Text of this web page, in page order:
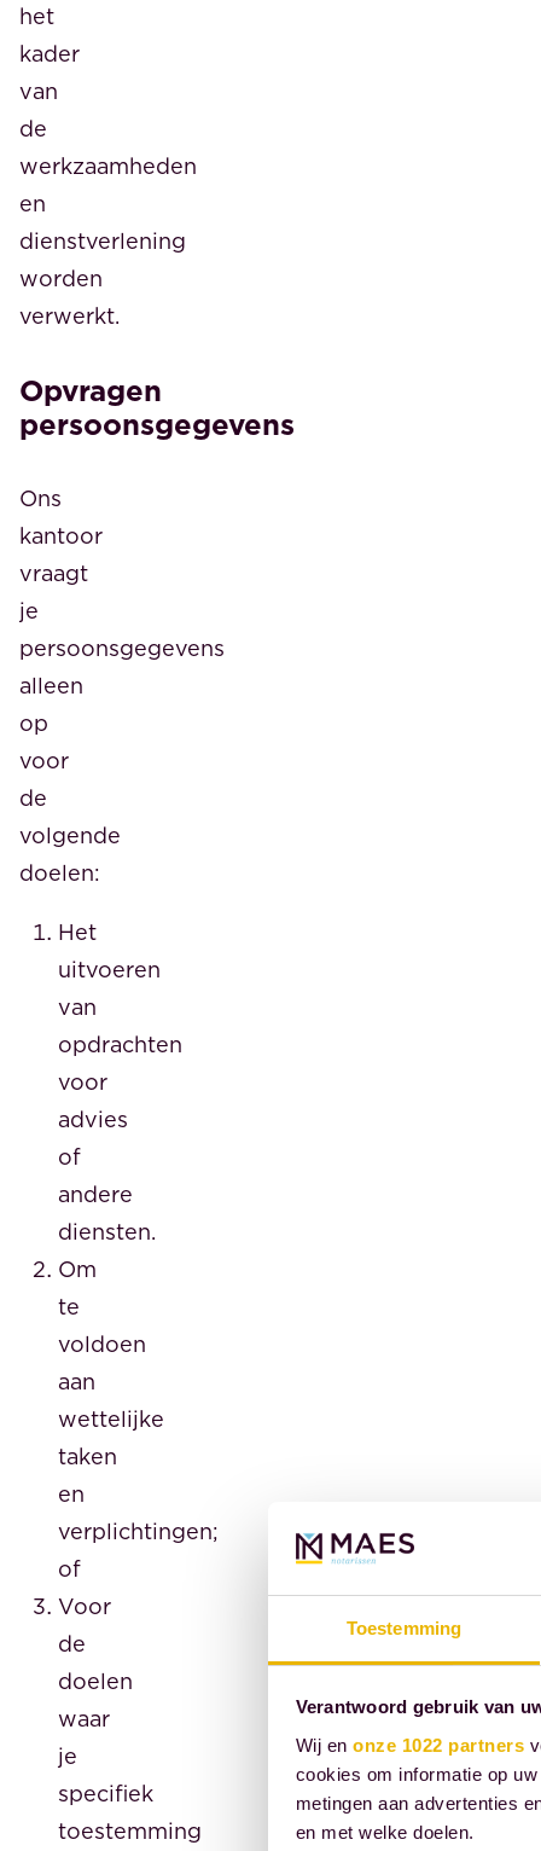
Toestemming
Verantwoord gebruik van
Wij en onze 1022 partners
cookies om informatie op
metingen aan advertenties
en met welke doelen.
het
kader
van
de
werkzaamheden
en
dienstverlening
worden
verwerkt.
Opvragen
persoonsgegevens
Ons
kantoor
vraagt
je
persoonsgegevens
alleen
op
voor
de
volgende
doelen:
Het
uitvoeren
van
opdrachten
voor
advies
of
andere
diensten.
Om
te
voldoen
aan
wettelijke
taken
en
verplichtingen;
of
Voor
de
doelen
waar
je
specifiek
toestemming